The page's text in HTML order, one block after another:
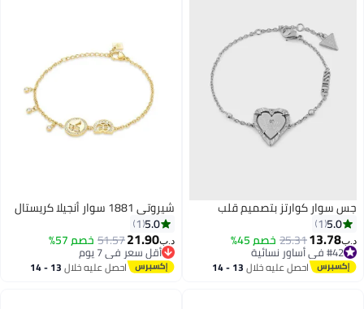
جس سوار كوارتز بتصميم قلب
5.0
1
د.ب‏13.78
25.31خصم 45%
#42 في أساور نسائية
#42 في أساور نسائية احصل عليه خلال 13 - 14
شيروتي 1881 سوار أنجيلا كريستال
5.0
1
د.ب‏21.90
51.57خصم 57%
أقل سعر في 7 يوم
أقل سعر في 7 يوماحصل عليه خلال 13 - 14